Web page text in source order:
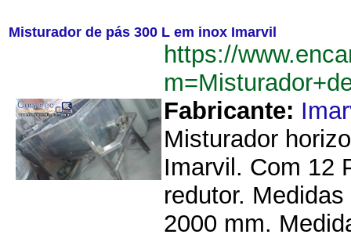
Misturador de pás 300 L em inox Imarvil
https://
Fabricante:
Misturador
Imarvil. Com 12
redutor.
2000 mm.